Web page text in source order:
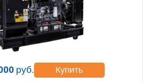
руб. Купить